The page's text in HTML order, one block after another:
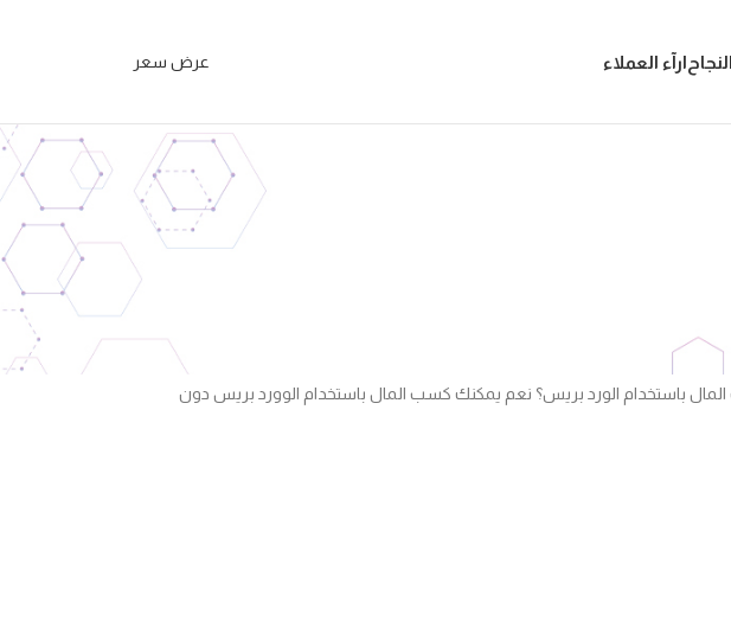
ارآء العملاء عرض سعر
باستخدام الورد بريس؟ نعم يمكنك كسب المال باستخدام الوورد بريس دون